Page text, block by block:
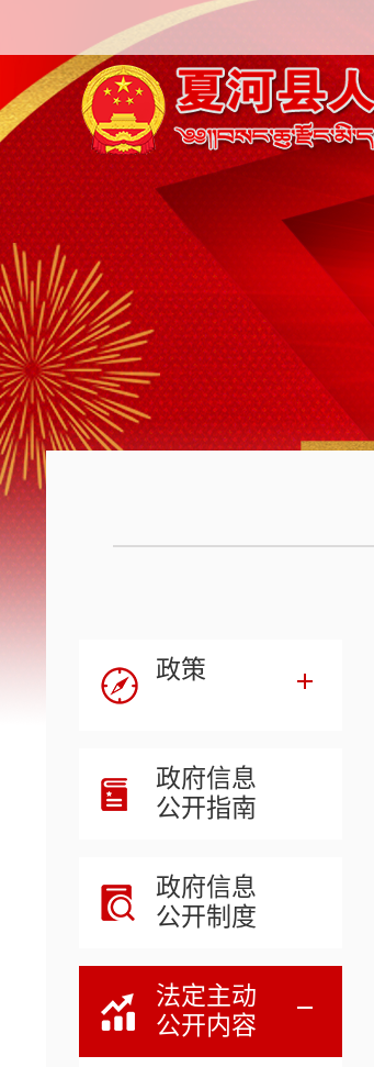
政策
政府信息
公开指南
政府信息
公开制度
法定主动
公开内容